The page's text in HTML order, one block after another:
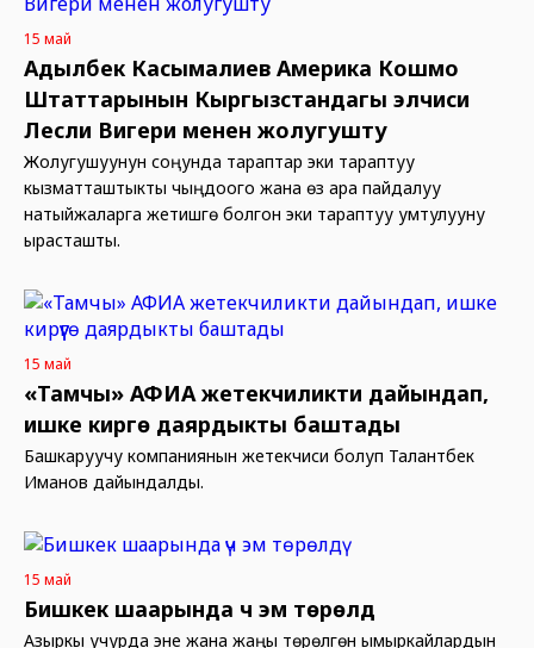
15 май
Адылбек Касымалиев Америка Кошмо
Штаттарынын Кыргызстандагы элчиси
Лесли Вигери менен жолугушту
Жолугушуунун соңунда тараптар эки тараптуу
кызматташтыкты чыңдоого жана өз ара пайдалуу
натыйжаларга жетишүүгө болгон эки тараптуу умтулууну
ырасташты.
15 май
«Тамчы» АФИА жетекчиликти дайындап,
ишке кирүүгө даярдыкты баштады
Башкаруучу компаниянын жетекчиси болуп Талантбек
Иманов дайындалды.
15 май
Бишкек шаарында үч эм төрөлдү
Азыркы учурда эне жана жаңы төрөлгөн ымыркайлардын